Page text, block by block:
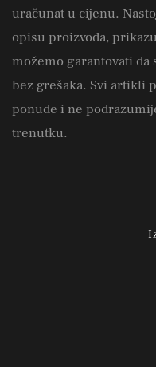
uračunat u cijenu.
opisu proizvoda,
možemo garantovati
bez grešaka. Svi artikli
ponude i ne
trenutku.